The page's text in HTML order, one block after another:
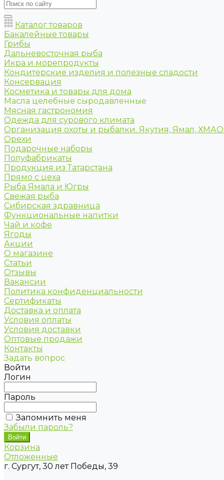
Каталог товаров
Бакалейные товары
Грибы
Дальневосточная рыба
Икра и морепродукты
Кондитерские изделия и полезные сладости
Консервация
Косметика и товары для дома
Масла целебные сыродавленные
Мясная гастрономия
Одежда для сурового климата
Организация охоты и рыбалки. Якутия, Ямал,
Орехи
Подарочные наборы
Полуфабрикаты
Продукция из Татарстана
Прямо с цеха
Рыба Ямала и Югры
Свежая рыба
Сибирская здравница
Функциональные напитки
Чай и кофе
Ягоды
Акции
О магазине
Статьи
Отзывы
Вакансии
Политика конфиденциальности
Сертификаты
Доставка и оплата
Условия оплаты
Условия доставки
Оптовые продажи
Контакты
Задать вопрос
Войти
Логин
Пароль
Запомнить меня
Забыли пароль?
Корзина
Отложенные
г. Сургут, 30 лет Победы, 39